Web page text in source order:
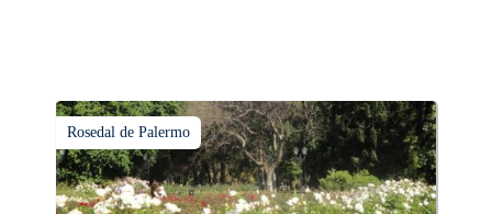
Rosedal de Palermo